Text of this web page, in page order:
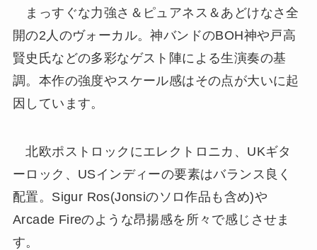
まっすぐな力強さ＆ピュアネス＆あどけなさ全
開の2人のヴォーカル。神バンドのBOH神や戸高
賢史氏などの多彩なゲスト陣による生演奏の基
調。本作の強度やスケール感はその点が大いに起
因しています。
北欧ポストロックにエレクトロニカ、UKギタ
ーロック、USインディーの要素はバランス良く
配置。Sigur Ros(Jonsiのソロ作品も含め)や
Arcade Fireのような昂揚感を所々で感じさせま
す。